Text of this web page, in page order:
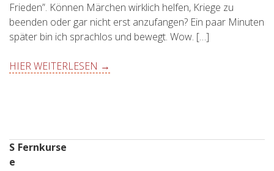
Frieden”. Können Märchen wirklich helfen, Kriege zu
beenden oder gar nicht erst anzufangen? Ein paar Minuten
später bin ich sprachlos und bewegt. Wow. […]
HIER WEITERLESEN →
Fernkurse
S
e